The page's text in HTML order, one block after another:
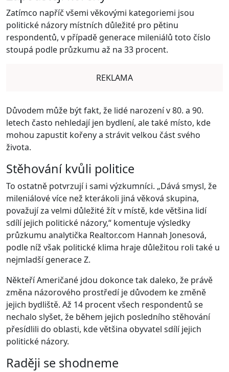
Zatímco napříč všemi věkovými kategoriemi jsou
politické názory místních důležité pro pětinu
respondentů, v případě generace mileniálů toto číslo
stoupá podle průzkumu až na 33 procent.
REKLAMA
Důvodem může být fakt, že lidé narození v 80. a 90.
letech často nehledají jen bydlení, ale také místo, kde
mohou zapustit kořeny a strávit velkou část svého
života.
Stěhování kvůli politice
To ostatně potvrzují i sami výzkumníci. „Dává smysl, že
mileniálové více než kterákoli jiná věková skupina,
považují za velmi důležité žít v místě, kde většina lidí
sdílí jejich politické názory,“ komentuje výsledky
průzkumu analytička Realtor.com Hannah Jonesová,
podle níž však politické klima hraje důležitou roli také u
nejmladší generace Z.
Někteří Američané jdou dokonce tak daleko, že právě
změna názorového prostředí je důvodem ke změně
jejich bydliště. Až 14 procent všech respondentů se
nechalo slyšet, že během jejich posledního stěhování
přesídlili do oblasti, kde většina obyvatel sdílí jejich
politické názory.
Raději se shodneme